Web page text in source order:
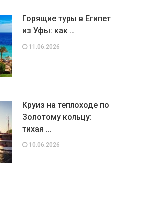
Горящие туры в Египет
из Уфы: как …
11.06.2026
Круиз на теплоходе по
Золотому кольцу:
тихая …
10.06.2026